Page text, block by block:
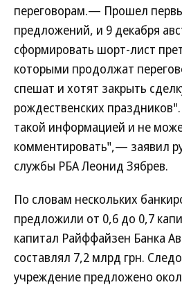
переговорам.— Прошел
предложений, и 9 декабря
сформировать шорт-лист
которыми продолжат
спешат и хотят закрыть
рождественских
такой информацией и не
комментировать",— заявил
службы РБА Леонид Зябрев.
По словам нескольких
предложили от 0,6 до 0,7
капитал Райффайзен Банка
составлял 7,2 млрд грн.
учреждение предложено